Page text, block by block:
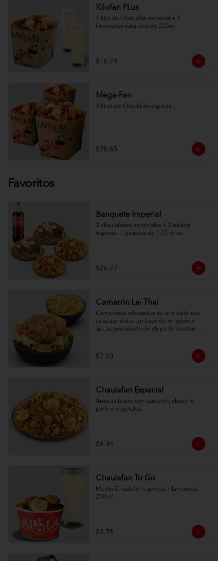
Kilofan PLus
1 kilo de Chaulafán especial + 2
limonadas naturales de 250ml
$10.79
Mega-Fan
3 kilos de Chaulafán especial.
$20.65
Favoritos
Banquete Imperial
2 chaulafanes especiales + 2 tallarin
especial + gaseosa de 1.75 litros.
$26.77
Camarón Lai Thai
Camarones rebozados en una deliciosa
salsa agridulce en base de jengibre y
ajo, acompañado de chips de wantan y
$7.50
Chaulafan Especial
Arroz salteado con camarón, chancho,
pollo y vegetales.
$6.34
Chaulafan To Go
Medio Chaulafán especial + Limonada
250ml
$3.75